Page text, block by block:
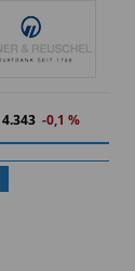
4.343 -0,1 %